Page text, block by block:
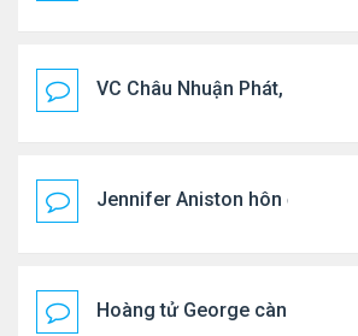
VC Châu Nhuận Phát, Lưu Gia
Jennifer Aniston hôn đắm
Hoàng tử George càng lớn